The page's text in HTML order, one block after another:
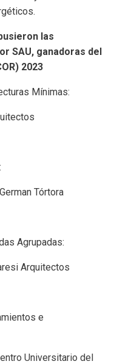
las
SAU, ganadoras del
2023
Mínimas:
Tórtora
Agrupadas:
Arquitectos
e
Universitario del